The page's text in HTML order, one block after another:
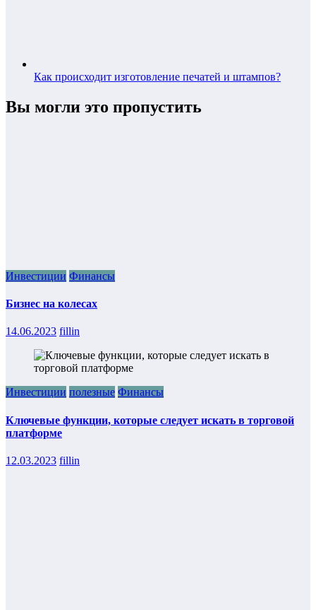
Как происходит изготовление печатей и штампов?
Вы могли это пропустить
Инвестиции Финансы
Бизнес на колесах
14.06.2023 fillin
Инвестиции полезные Финансы
Ключевые функции, которые следует искать в торговой
платформе
12.03.2023 fillin